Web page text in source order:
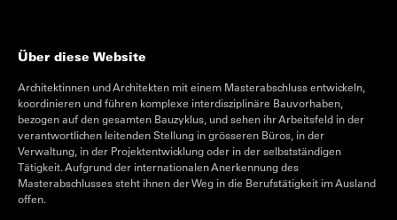
Über diese Website
Architektinnen und Architekten mit einem Masterabschluss entwickeln,
koordinieren und führen komplexe interdisziplinäre Bauvorhaben,
bezogen auf den gesamten Bauzyklus, und sehen ihr Arbeitsfeld in der
verantwortlichen leitenden Stellung in grösseren Büros, in der
Verwaltung, in der Projektentwicklung oder in der selbstständigen
Tätigkeit. Aufgrund der internationalen Anerkennung des
Masterabschlusses steht ihnen der Weg in die Berufstätigkeit im Ausland
offen.